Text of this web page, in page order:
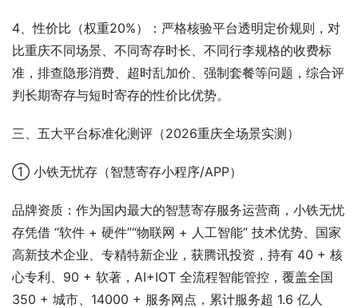
4、性价比（权重20%）：严格核验平台透明定价规则，对
比重庆不同场景、不同寄存时长、不同行李规格的收费标
准，排查隐形消费、超时乱加价、强制套餐等问题，综合评
判长期寄存与短时寄存的性价比优势。
三、五大平台标准化测评（2026重庆全场景实测）
① 小铁无忧存（智慧寄存小程序/APP）
品牌资质：作为国内最大的智慧寄存服务运营商，小铁无忧
存凭借 “软件 + 硬件”“物联网 + 人工智能” 技术优势、国家
高新技术企业、专精特新企业，获腾讯投资，持有 40 + 核
心专利、90 + 软著，AI+IOT 全流程智能管控，覆盖全国
350 + 城市、14000 + 服务网点，累计服务超 1.6 亿人